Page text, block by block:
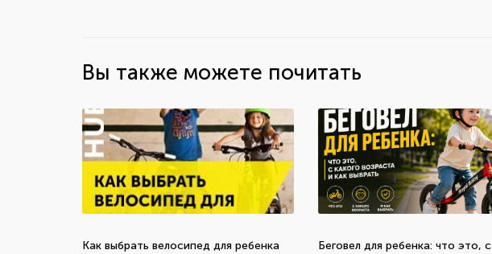
Вы также можете почитать
Как выбрать велосипед для ребенка
Беговел для ребенка: что это, с